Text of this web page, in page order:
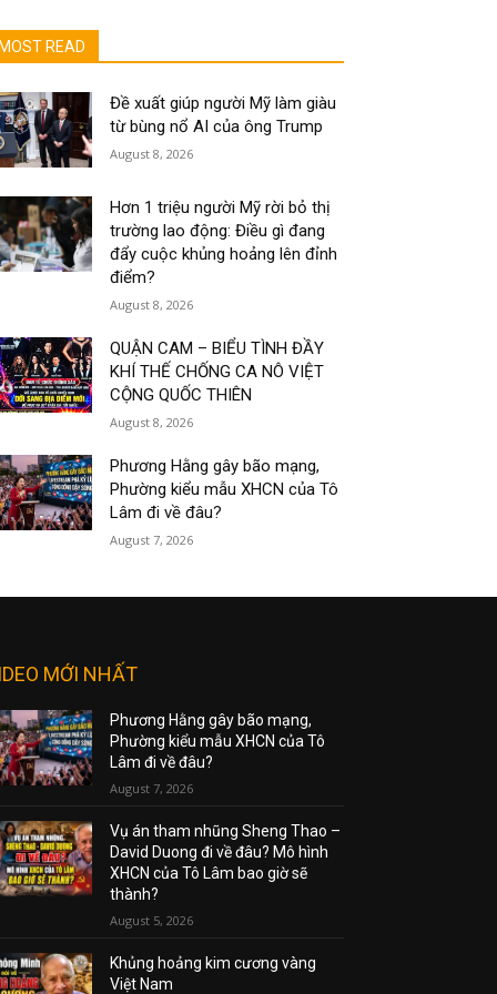
MOST READ
Đề xuất giúp người Mỹ làm giàu
từ bùng nổ AI của ông Trump
August 8, 2026
Hơn 1 triệu người Mỹ rời bỏ thị
trường lao động: Điều gì đang
đẩy cuộc khủng hoảng lên đỉnh
điểm?
August 8, 2026
QUẬN CAM – BIỂU TÌNH ĐẦY
KHÍ THẾ CHỐNG CA NÔ VIỆT
CỘNG QUỐC THIÊN
August 8, 2026
Phương Hằng gây bão mạng,
Phường kiểu mẫu XHCN của Tô
Lâm đi về đâu?
August 7, 2026
MỚI NHẤT
Phương Hằng gây bão mạng,
Phường kiểu mẫu XHCN của Tô
Lâm đi về đâu?
August 7, 2026
Vụ án tham nhũng Sheng Thao –
David Duong đi về đâu? Mô hình
XHCN của Tô Lâm bao giờ sẽ
thành?
August 5, 2026
Khủng hoảng kim cương vàng
Việt Nam